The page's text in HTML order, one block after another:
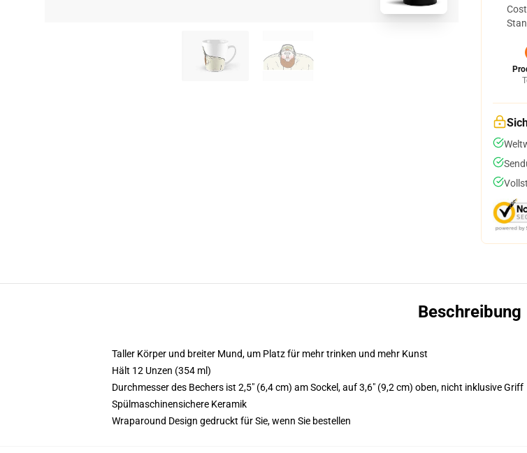
Beschreibung
Taller Körper und breiter Mund, um Platz für mehr trinken und mehr Kunst
Hält 12 Unzen (354 ml)
Durchmesser des Bechers ist 2,5" (6,4 cm) am Sockel, auf 3,6" (9,2 cm) oben, nicht inklusive Griff
Spülmaschinensichere Keramik
Wraparound Design gedruckt für Sie, wenn Sie bestellen